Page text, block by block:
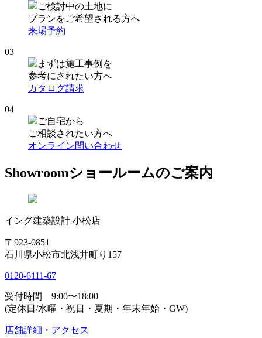
ご検討中の土地に
プランをご希望される方へ
来場予約
03
まずは施工事例を
参考にされたい方へ
カタログ請求
04
ご自宅から
ご相談されたい方へ
オンライン問い合わせ
Showroomショールームのご案内
イング建築設計 小松店
〒923-0851
石川県小松市北浅井町り157
0120-6111-67
受付時間 9:00〜18:00
(定休日/水曜・祝日・夏期・年末年始・GW)
店舗詳細・アクセス